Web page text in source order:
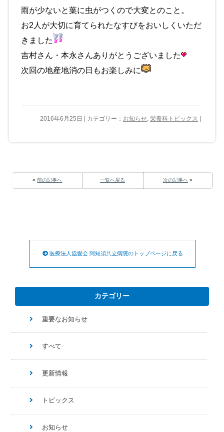
雨が少ないと葉に虫がつくので大変とのこと。
お2人が大切に育てられたなすびをおいしくいただ
きました
吉村さん・本永さんありがとうございました
次回の地産地消の日もお楽しみに
2016年6月25日 | カテゴリー： お知らせ,栄養科トピックス
«前の記事へ 一覧へ戻る 次の記事へ»
医療法人協愛会 阿知須共立病院のトップページに戻る
カテゴリー
重要なお知らせ
すべて
更新情報
トピックス
お知らせ